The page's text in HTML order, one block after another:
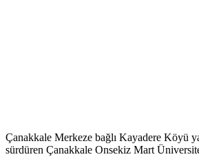
Çanakkale Merkeze bağlı Kayadere Köyü
sürdüren Çanakkale Onsekiz Mart